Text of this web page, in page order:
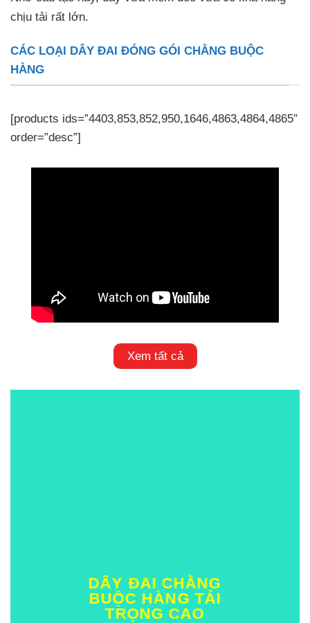
chịu tải rất lớn.
CÁC LOẠI DÂY ĐAI ĐÓNG GÓI CHẰNG BUỘC
HÀNG
[products ids=”4403,853,852,950,1646,4863,4864,4865″
order=”desc”]
Xem tất cả
DÂY ĐAI CHẰNG
BUỘC HÀNG TẢI
TRỌNG CAO